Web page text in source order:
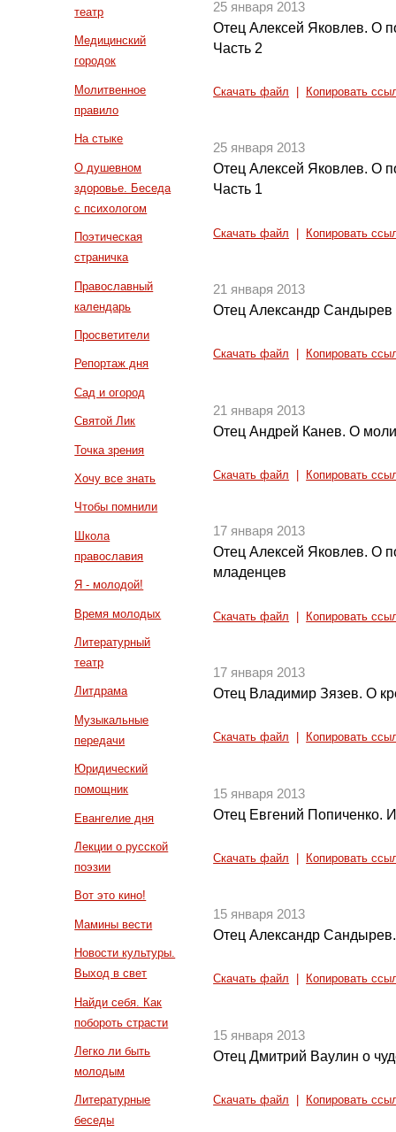
театр
Медицинский
городок
Молитвенное
правило
На стыке
О душевном
здоровье. Беседа
с психологом
Поэтическая
страничка
Православный
календарь
Просветители
Репортаж дня
Сад и огород
Святой Лик
Точка зрения
Хочу все знать
Чтобы помнили
Школа
православия
Я - молодой!
Время молодых
Литературный
театр
Литдрама
Музыкальные
передачи
Юридический
помощник
Евангелие дня
Лекции о русской
поэзии
Вот это кино!
Мамины вести
Новости культуры.
Выход в свет
Найди себя. Как
побороть страсти
Легко ли быть
молодым
Литературные
беседы
25 января 2013
Отец Алексей Яковлев. О
Часть 2
Скачать файл Копировать
25 января 2013
Отец Алексей Яковлев. О
Часть 1
Скачать файл Копировать
21 января 2013
Отец Александр
Скачать файл Копировать
21 января 2013
Отец Андрей Канев. О
Скачать файл Копировать
17 января 2013
Отец Алексей Яковлев. О
младенцев
Скачать файл Копировать
17 января 2013
Отец Владимир Зязев. О
Скачать файл Копировать
15 января 2013
Отец Евгений Попиченко.
Скачать файл Копировать
15 января 2013
Отец Александр
Скачать файл Копировать
15 января 2013
Отец Дмитрий Ваулин о
Скачать файл Копировать